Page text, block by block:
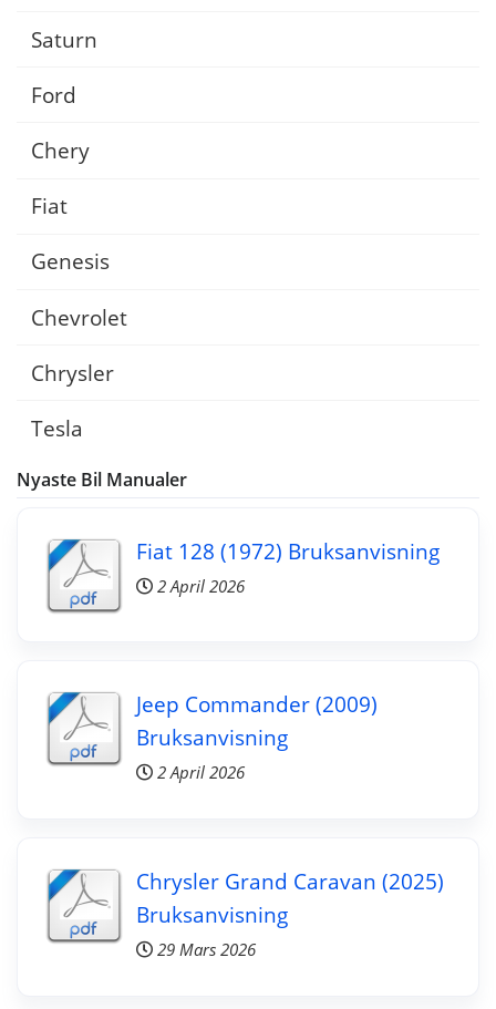
Saturn
Ford
Chery
Fiat
Genesis
Chevrolet
Chrysler
Tesla
Nyaste Bil Manualer
Fiat 128 (1972) Bruksanvisning
2 April 2026
Jeep Commander (2009)
Bruksanvisning
2 April 2026
Chrysler Grand Caravan (2025)
Bruksanvisning
29 Mars 2026